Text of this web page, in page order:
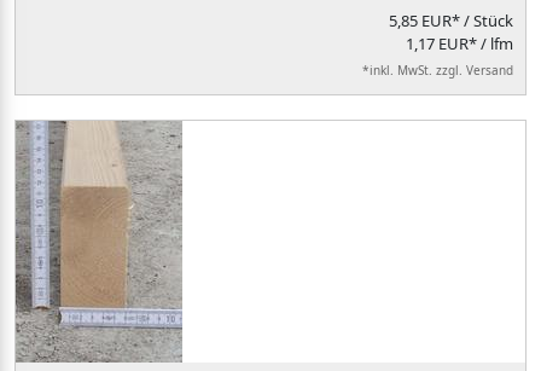
5,85 EUR*/ Stück
1,17 EUR* / lfm
*inkl. MwSt. zzgl. Versand